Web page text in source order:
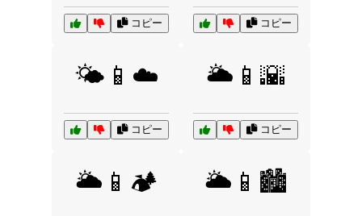
コピー コピー
🌤️📱☁️
コピー
🌥️📱🌇
コピー
🌥️📱🏕️ 🌥️📱🏙️